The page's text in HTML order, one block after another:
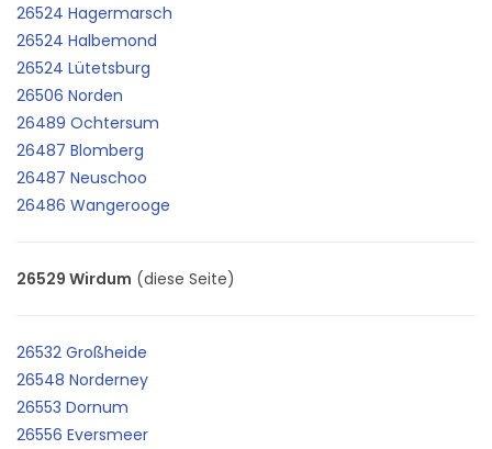
26524 Hagermarsch
26524 Halbemond
26524 Lütetsburg
26506 Norden
26489 Ochtersum
26487 Blomberg
26487 Neuschoo
26486 Wangerooge
26529 Wirdum (diese Seite)
26532 Großheide
26548 Norderney
26553 Dornum
26556 Eversmeer